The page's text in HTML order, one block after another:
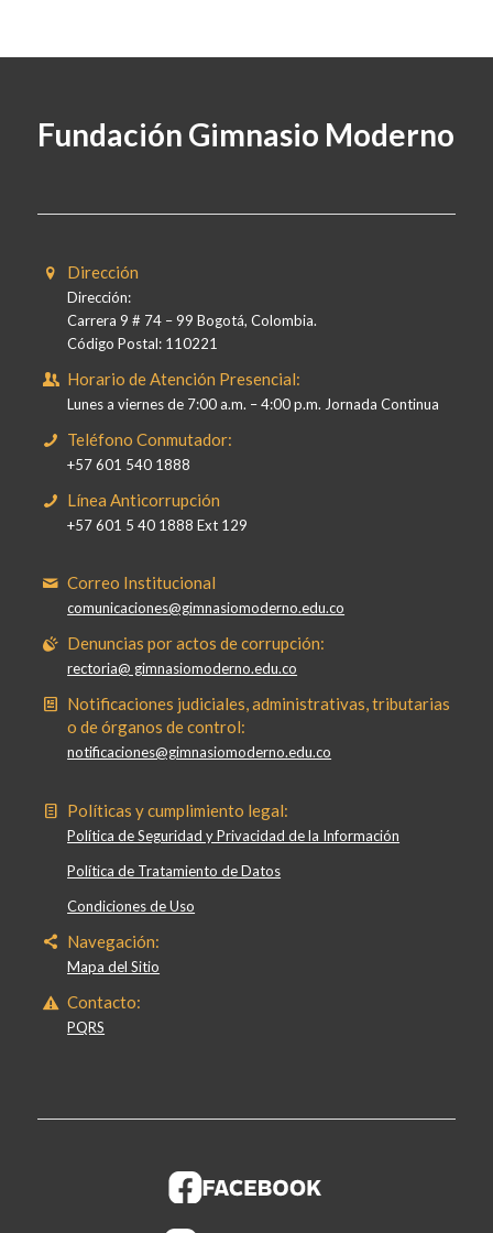
Fundación Gimnasio Moderno
Dirección
Dirección:
Carrera 9 # 74 – 99 Bogotá, Colombia.
Código Postal: 110221
Horario de Atención Presencial:
Lunes a viernes de 7:00 a.m. – 4:00 p.m. Jornada Continua
Teléfono Conmutador:
+57 601 540 1888
Línea Anticorrupción
+57 601 5 40 1888 Ext 129
Correo Institucional
comunicaciones@gimnasiomoderno.edu.co
Denuncias por actos de corrupción:
rectoria@ gimnasiomoderno.edu.co
Notificaciones judiciales, administrativas, tributarias
o de órganos de control:
notificaciones@gimnasiomoderno.edu.co
Políticas y cumplimiento legal:
Política de Seguridad y Privacidad de la Información
Política de Tratamiento de Datos
Condiciones de Uso
Navegación:
Mapa del Sitio
Contacto:
PQRS